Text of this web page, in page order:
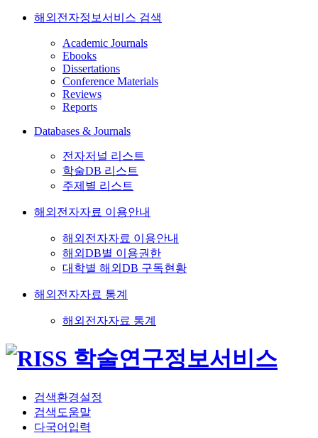
해외전자정보서비스 검색
Academic Journals
Ebooks
Dissertations
Conference Materials
Reviews
Reports
Databases & Journals
전자저널 리스트
학술DB 리스트
주제별 리스트
해외전자자료 이용안내
해외전자자료 이용안내
해외DB별 이용권한
대학별 해외DB 구독현황
해외전자자료 통계
해외전자자료 통계
검색환경설정
검색도움말
다국어입력